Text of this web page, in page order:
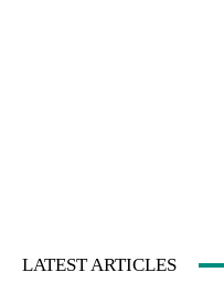
LATEST ARTICLES